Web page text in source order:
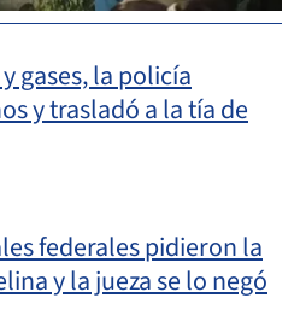
gases, la policía
y trasladó a la tía de
federales pidieron la
y la jueza se lo negó